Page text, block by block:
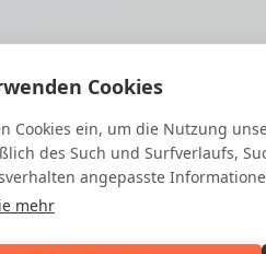
Cookies
Cookies ein, um die Nutzung
des Such und Surfverlaufs,
angepasste
mehr